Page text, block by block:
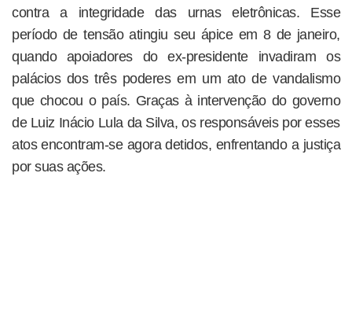
contra a integridade das urnas eletrônicas. Esse
período de tensão atingiu seu ápice em 8 de janeiro,
quando apoiadores do ex-presidente invadiram os
palácios dos três poderes em um ato de vandalismo
que chocou o país. Graças à intervenção do governo
de Luiz Inácio Lula da Silva, os responsáveis por esses
atos encontram-se agora detidos, enfrentando a justiça
por suas ações.